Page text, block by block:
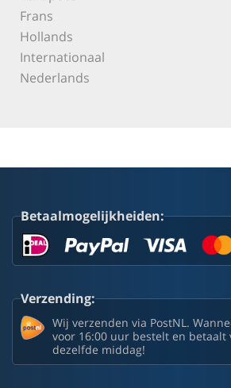
Frans
Hollands
Internationaal
Nederlands
Betaalmogelijkheiden:
Verzending:
Wij verzenden via PostNL.
voor 16:00 uur bestelt en betaalt
dezelfde middag!